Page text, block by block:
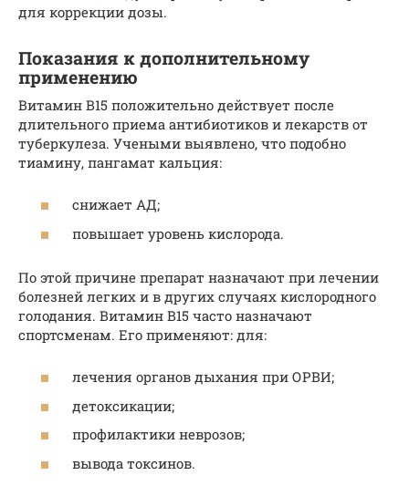
для коррекции дозы.
Показания к дополнительному
применению
Витамин B15 положительно действует после
длительного приема антибиотиков и лекарств от
туберкулеза. Учеными выявлено, что подобно
тиамину, пангамат кальция:
снижает АД;
повышает уровень кислорода.
По этой причине препарат назначают при лечении
болезней легких и в других случаях кислородного
голодания. Витамин B15 часто назначают
спортсменам. Его применяют: для:
лечения органов дыхания при ОРВИ;
детоксикации;
профилактики неврозов;
вывода токсинов.